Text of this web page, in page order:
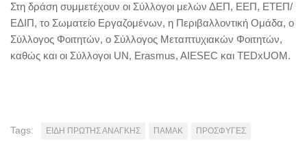
Στη δράση συμμετέχουν οι Σύλλογοι μελών ΔΕΠ, ΕΕΠ, ΕΤΕΠ/
ΕΔΙΠ, το Σωματείο Εργαζομένων, η Περιβαλλοντική Ομάδα, ο
Σύλλογος Φοιτητών, ο Σύλλογος Μεταπτυχιακών Φοιτητών,
καθώς και οι Σύλλογοι UN, Erasmus, AIESEC και TEDxUOM.
Tags: ΕΙΔΗ ΠΡΩΤΗΣ ΑΝΑΓΚΗΣ ΠΑΜΑΚ ΠΡΟΣΦΥΓΕΣ